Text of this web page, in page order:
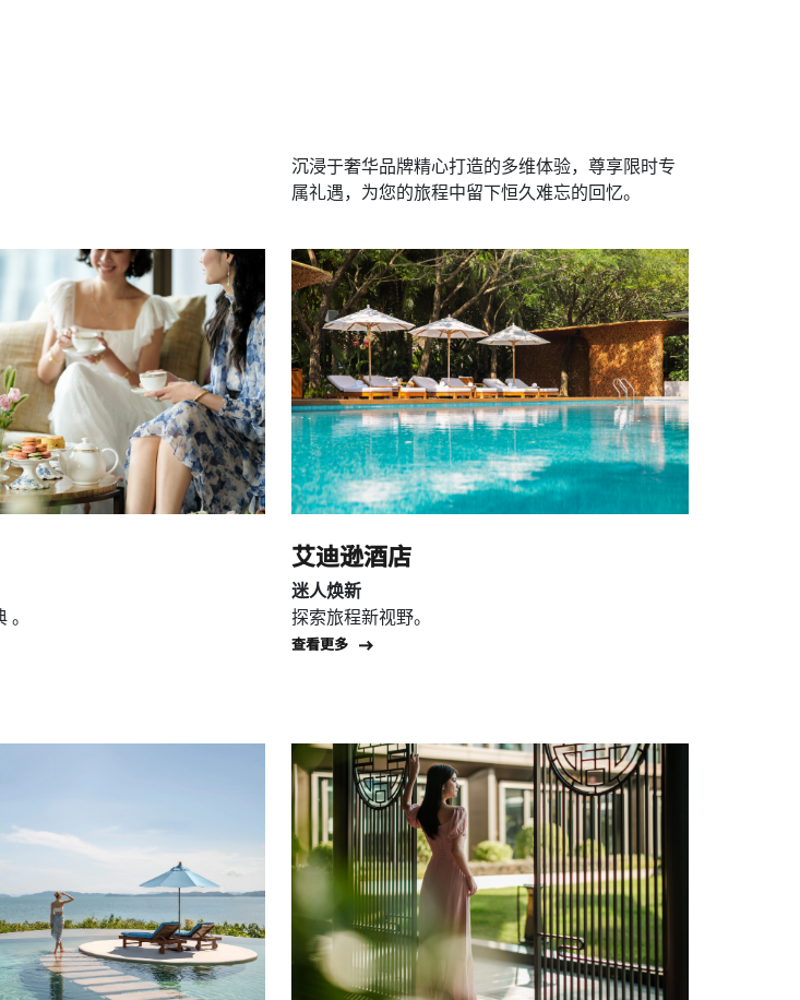
沉浸于奢华品牌精心打造的多维体验，尊享限时专
属礼遇，为您的旅程中留下恒久难忘的回忆。
Tab
艾迪逊酒店
迷人焕新
探索旅程新视野。
查看更多Open in New Tab